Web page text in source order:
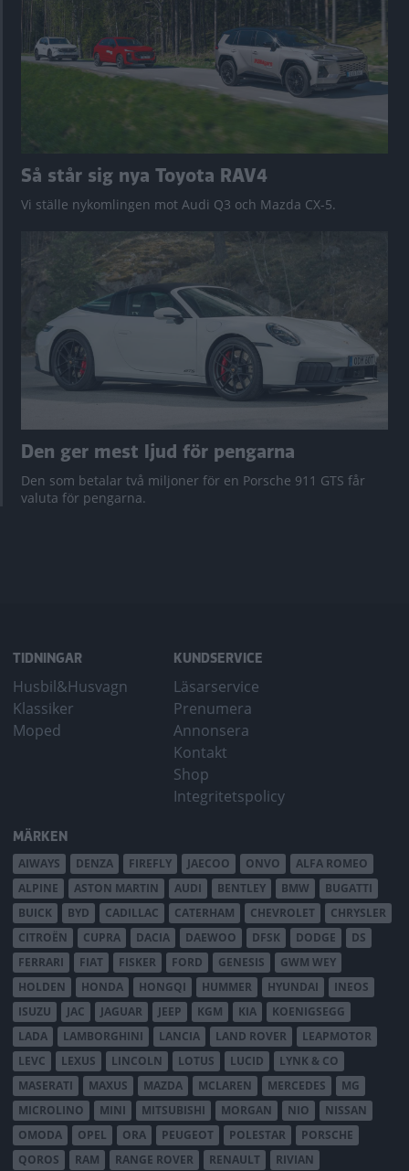
Så står sig nya Toyota RAV4
Vi ställe nykomlingen mot Audi Q3 och Mazda CX-5.
Den ger mest ljud för pengarna
Den som betalar två miljoner för en Porsche 911 GTS får
valuta för pengarna.
TIDNINGAR
Husbil&Husvagn
Klassiker
Moped
KUNDSERVICE
Läsarservice
Prenumera
Annonsera
Kontakt
Shop
Integritetspolicy
MÄRKEN
AIWAYS DENZA FIREFLY JAECOO ONVO
ALFA ROMEO
ALPINE
ASTON MARTIN AUDI BENTLEY BMW
BUGATTI
BUICK
BYD CADILLAC CATERHAM CHEVROLET
CHRYSLER
CITROËN
CUPRA DACIA DAEWOO DFSK DODGE
DS
FERRARI
FIAT FISKER FORD GENESIS
GWM WEY
HOLDEN
HONDA HONGQI HUMMER HYUNDAI
INEOS
ISUZU
JAC JAGUAR JEEP KGM KIA
KOENIGSEGG
LADA
LAMBORGHINI LANCIA LAND ROVER
LEAPMOTOR
LEVC
LEXUS LINCOLN LOTUS LUCID
LYNK & CO
MASERATI
MAXUS MAZDA MCLAREN MERCEDES
MG
MICROLINO
MINI MITSUBISHI MORGAN NIO
NISSAN
OMODA
OPEL ORA PEUGEOT POLESTAR
PORSCHE
QOROS
RAM RANGE ROVER RENAULT RIVIAN